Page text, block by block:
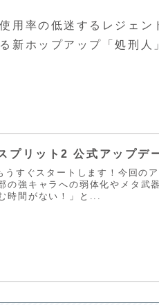
用率の低迷するレジェン
新ホップアップ「処刑人
プリット2 公式アップデ
すぐスタートします！今回の
の強キャラへの弱体化やメタ武
時間がない！」と...